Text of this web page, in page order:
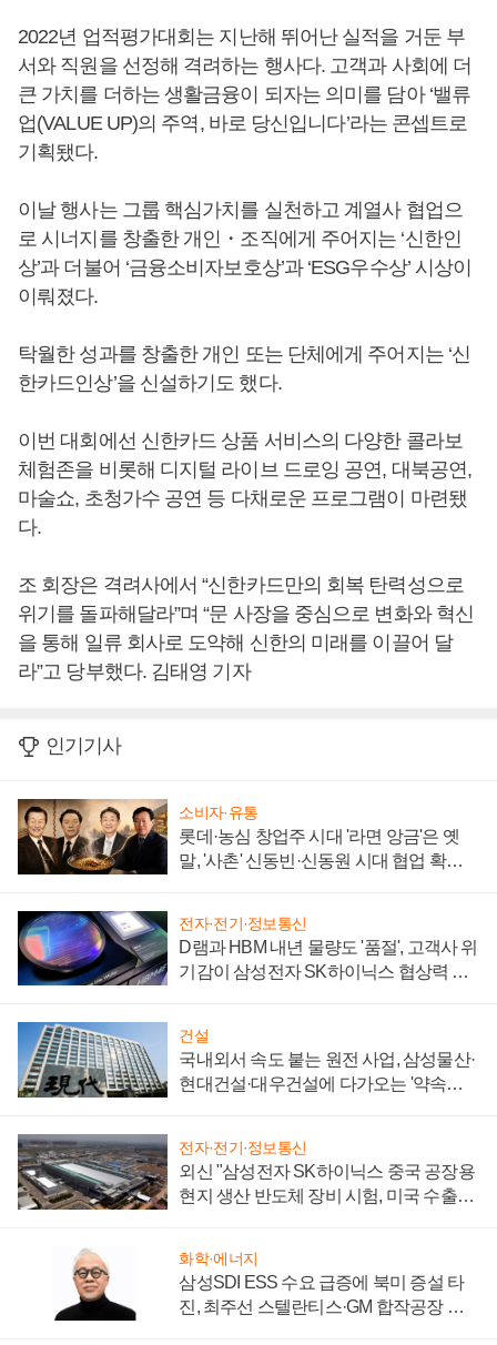
2022년 업적평가대회는 지난해 뛰어난 실적을 거둔 부
서와 직원을 선정해 격려하는 행사다. 고객과 사회에 더
큰 가치를 더하는 생활금융이 되자는 의미를 담아 ‘밸류
업(VALUE UP)의 주역, 바로 당신입니다’라는 콘셉트로
기획됐다.
이날 행사는 그룹 핵심가치를 실천하고 계열사 협업으
로 시너지를 창출한 개인・조직에게 주어지는 ‘신한인
상’과 더불어 ‘금융소비자보호상’과 ‘ESG우수상’ 시상이
이뤄졌다.
탁월한 성과를 창출한 개인 또는 단체에게 주어지는 ‘신
한카드인상’을 신설하기도 했다.
이번 대회에선 신한카드 상품 서비스의 다양한 콜라보
체험존을 비롯해 디지털 라이브 드로잉 공연, 대북공연,
마술쇼, 초청가수 공연 등 다채로운 프로그램이 마련됐
다.
조 회장은 격려사에서 “신한카드만의 회복 탄력성으로
위기를 돌파해달라”며 “문 사장을 중심으로 변화와 혁신
을 통해 일류 회사로 도약해 신한의 미래를 이끌어 달
라”고 당부했다. 김태영 기자
인기기사
소비자·유통
롯데·농심 창업주 시대 '라면 앙금'은 옛
말, '사촌' 신동빈·신동원 시대 협업 확대
전자·전기·정보통신
D램과 HBM 내년 물량도 '품절', 고객사 위
기감이 삼성전자 SK하이닉스 협상력 더
건설
국내외서 속도 붙는 원전 사업, 삼성물산·
현대건설·대우건설에 다가오는 '약속의
전자·전기·정보통신
외신 "삼성전자 SK하이닉스 중국 공장용
현지 생산 반도체 장비 시험, 미국 수출통
화학·에너지
삼성SDI ESS 수요 급증에 북미 증설 타
진, 최주선 스텔란티스·GM 합작공장 건